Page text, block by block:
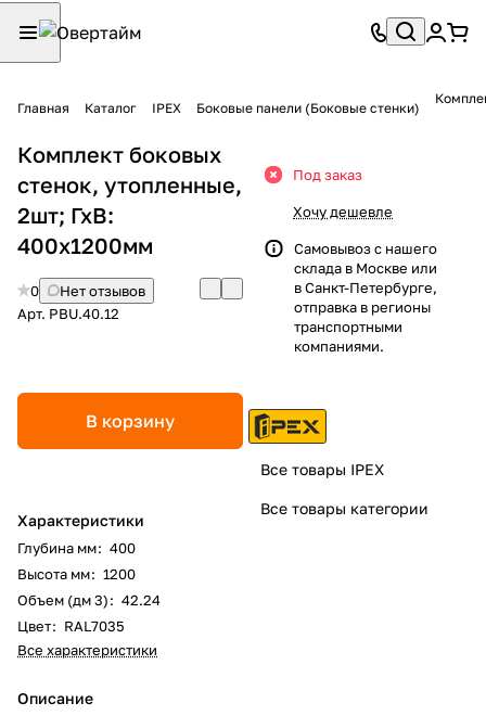
Главная Каталог IPEX Боковые панели (Боковые стенки)
Комплект боковых
стенок, утопленные,
2шт; ГхВ:
400х1200мм
0
Нет отзывов
Арт. PBU.40.12
В корзину
Характеристики
Глубина мм: 400
Высота мм: 1200
Объем (дм 3): 42.24
Цвет: RAL7035
Все характеристики
Описание
Под заказ
Хочу дешевле
Самовывоз с нашего
склада в Москве или
в Санкт-Петербурге,
отправка в регионы
транспортными
компаниями.
Все товары IPEX
Все товары категории